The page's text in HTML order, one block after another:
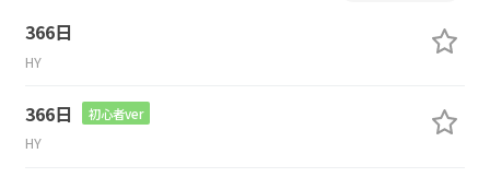
366日
HY
366日 初心者ver
HY